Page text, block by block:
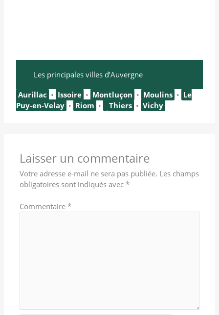
Les principales villes d’Auvergne
Aurillac • Issoire • Montluçon • Moulins • Le
Puy-en-Velay • Riom • Thiers • Vichy
Laisser un commentaire
Votre adresse e-mail ne sera pas publiée. Les champs
obligatoires sont indiqués avec*
Commentaire*